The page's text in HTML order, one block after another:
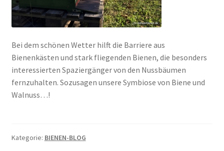
Bei dem schönen Wetter hilft die Barriere aus
Bienenkästen und stark fliegenden Bienen, die besonders
interessierten Spaziergänger von den Nussbäumen
fernzuhalten. Sozusagen unsere Symbiose von Biene und
Walnuss…!
Kategorie: BIENEN-BLOG